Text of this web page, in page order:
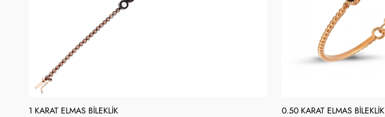
1 KARAT ELMAS BILEKLIK 0.50 KARAT ELMAS BILEKLIK